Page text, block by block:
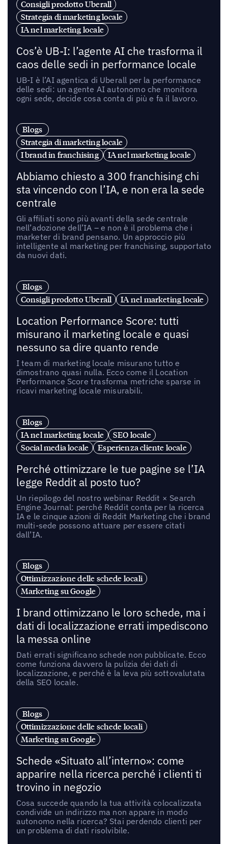
Consigli prodotto Uberall
Strategia di marketing locale
IA nel marketing locale
Cos’è UB-I: l’agente AI che trasforma il
caos delle sedi in performance locale
UB-I è l’AI agentica di Uberall per la performance
delle sedi: un agente AI autonomo che monitora
ogni sede, decide cosa conta di più e fa il lavoro.
Blogs
Strategia di marketing locale
I brand in franchising
IA nel marketing locale
Abbiamo chiesto a 300 franchising chi
sta vincendo con l’IA, e non era la sede
centrale
Gli affiliati sono più avanti della sede centrale
nell’adozione dell’IA – e non è il problema che i
marketer di brand pensano. Un approccio più
intelligente al marketing per franchising, supportato
da nuovi dati.
Blogs
Consigli prodotto Uberall
IA nel marketing locale
Location Performance Score: tutti
misurano il marketing locale e quasi
nessuno sa dire quanto rende
I team di marketing locale misurano tutto e
dimostrano quasi nulla. Ecco come il Location
Performance Score trasforma metriche sparse in
ricavi marketing locale misurabili.
Blogs
IA nel marketing locale
SEO locale
Social media locale
Esperienza cliente locale
Perché ottimizzare le tue pagine se l’IA
legge Reddit al posto tuo?
Un riepilogo del nostro webinar Reddit × Search
Engine Journal: perché Reddit conta per la ricerca
IA e le cinque azioni di Reddit Marketing che i brand
multi-sede possono attuare per essere citati
dall’IA.
Blogs
Ottimizzazione delle schede locali
Marketing su Google
I brand ottimizzano le loro schede, ma i
dati di localizzazione errati impediscono
la messa online
Dati errati significano schede non pubblicate. Ecco
come funziona davvero la pulizia dei dati di
localizzazione, e perché è la leva più sottovalutata
della SEO locale.
Blogs
Ottimizzazione delle schede locali
Marketing su Google
Schede «Situato all’interno»: come
apparire nella ricerca perché i clienti ti
trovino in negozio
Cosa succede quando la tua attività colocalizzata
condivide un indirizzo ma non appare in modo
autonomo nella ricerca? Stai perdendo clienti per
un problema di dati risolvibile.